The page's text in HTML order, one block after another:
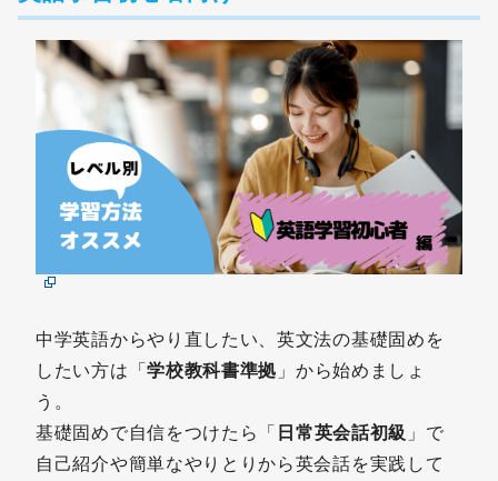
中学英語からやり直したい、英文法の基礎固めを
したい方は「学校教科書準拠 」から始めましょ
う。
基礎固めで自信をつけたら「 日常英会話初級 」で
自己紹介や簡単なやりとりから英会話を実践して